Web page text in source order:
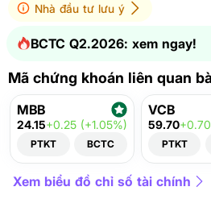
Nhà đầu tư lưu ý
BCTC Q2.2026: xem ngay!
Mã chứng khoán liên quan
MBB
24.15+0.25 (+1.05%)
PTKT BCTC
VCB
59.70
PTKT
Xem biểu đồ chỉ số tài chính